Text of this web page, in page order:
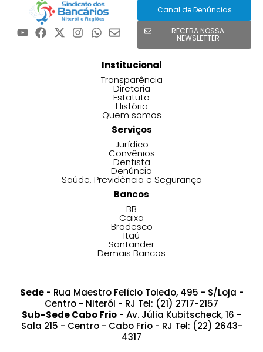
Canal de Denúncias
RECEBA NOSSA
NEWSLETTER
Institucional
Transparência
Diretoria
Estatuto
História
Quem somos
Serviços
Jurídico
Convênios
Dentista
Denúncia
Saúde, Previdência e Segurança
Bancos
BB
Caixa
Bradesco
Itaú
Santander
Demais Bancos
Sede- Rua Maestro Felício Toledo, 495 - S/Loja -
Centro - Niterói - RJ Tel: (21) 2717-2157
Sub-Sede Cabo Frio - Av. Júlia Kubitscheck, 16 -
Sala 215 - Centro - Cabo Frio - RJ Tel: (22) 2643-
4317